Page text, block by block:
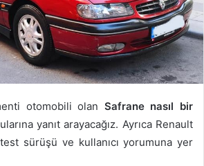
otomobili olan Safrane nasıl bir
yanıt arayacağız. Ayrıca Renault
sürüşü ve kullanıcı yorumuna yer